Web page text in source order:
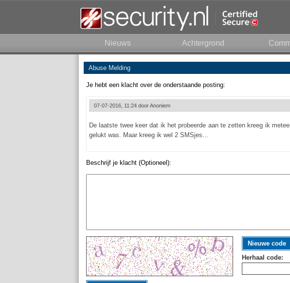
Nieuws Achtergrond
Abuse Melding
Je hebt een klacht over de onderstaande posting:
07-07-2016, 11:24 doorAnoniem
De laatste twee keer dat ik het probeerde aan te zetten kreeg ik
gelukt was. Maar kreeg ik wel 2 SMSjes...
Beschrijf je klacht (Optioneel):
Nieuwe code
Herhaal code: